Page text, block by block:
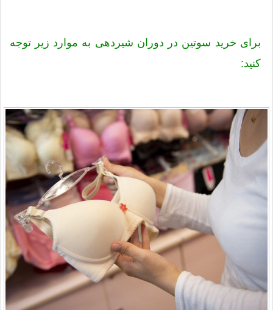
برای خرید سوتین در دوران شیردهی به موارد زیر توجه
کنید: